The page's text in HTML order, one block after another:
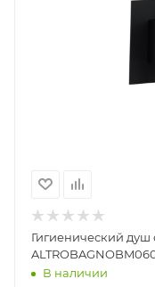
Гигиенический душ
В наличии